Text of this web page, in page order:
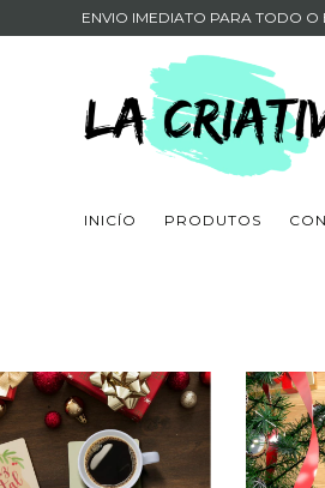
ENVIO IMEDIATO PARA TODO O
INICÍO PRODUTOS